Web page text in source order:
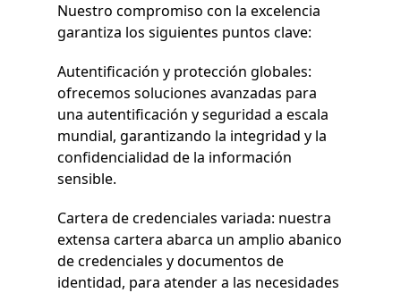
Nuestro compromiso con la excelencia
garantiza los siguientes puntos clave:
Autentificación y protección globales:
ofrecemos soluciones avanzadas para
una autentificación y seguridad a escala
mundial, garantizando la integridad y la
confidencialidad de la información
sensible.
Cartera de credenciales variada: nuestra
extensa cartera abarca un amplio abanico
de credenciales y documentos de
identidad, para atender a las necesidades